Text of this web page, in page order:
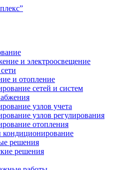
и электроосвещение
и отопление
сетей и систем
узлов учета
узлов регулирования
отопления
кондиционирование
решения
решения